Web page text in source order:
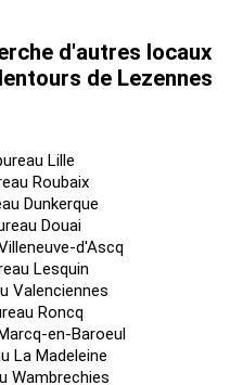
d'autres locaux
de Lezennes
Lille
Roubaix
Dunkerque
Douai
d'Ascq
Lesquin
Valenciennes
Roncq
en-Baroeul
La Madeleine
Wambrechies